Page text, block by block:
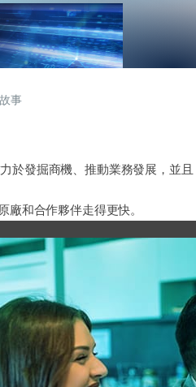
事
於發掘商機、推動業務發展，並且
廠和合作夥伴走得更快。